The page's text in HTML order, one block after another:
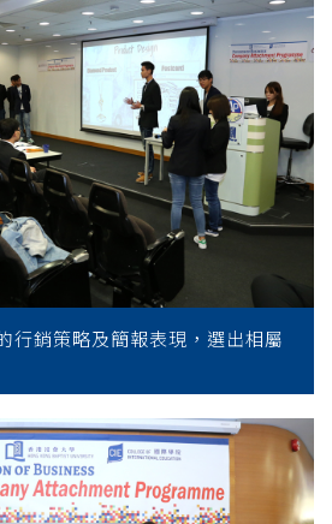
行銷策略及簡報表現，選出相屬